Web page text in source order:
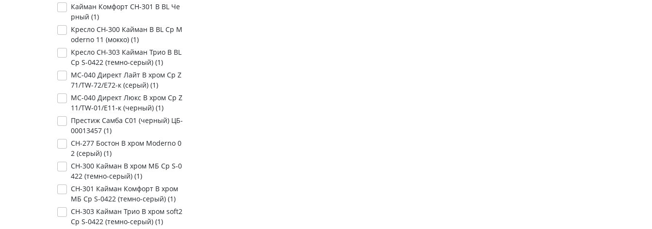
Кайман Комфорт СН-301 В BL Че
рный (1)
Кресло СН-300 Кайман В BL Ср M
oderno 11 (мокко) (1)
Кресло СН-303 Кайман Трио В BL
Ср S-0422 (темно-серый) (1)
МС-040 Директ Лайт В хром Ср Z
71/TW-72/Е72-к (серый) (1)
МС-040 Директ Люкс В хром Ср Z
11/TW-01/Е11-к (черный) (1)
Престиж Самба С01 (черный) ЦБ-
00013457 (1)
СН-277 Бостон В хром Moderno 0
2 (серый) (1)
СН-300 Кайман В хром МБ Ср S-0
422 (темно-серый) (1)
СН-301 Кайман Комфорт В хром
МБ Ср S-0422 (темно-серый) (1)
СН-303 Кайман Трио В хром soft2
Ср S-0422 (темно-серый) (1)